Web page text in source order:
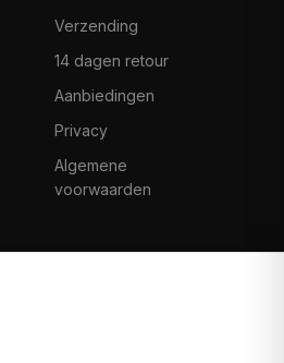
Verzending
14 dagen retour
Aanbiedingen
Privacy
Algemene
voorwaarden